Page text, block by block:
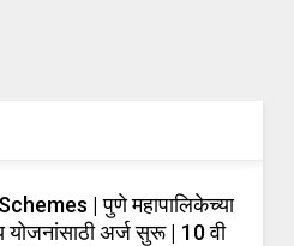
| पुणे महापालिकेच्या
योजनांसाठी अर्ज सुरू | 10 वी